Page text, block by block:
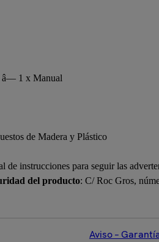
â— 1 x Manual
de Madera y Plástico
de instrucciones para seguir las
del producto: C/ Roc Gros,
Aviso –